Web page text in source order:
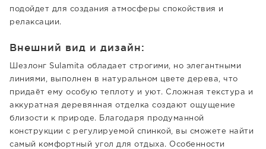
подойдет для создания атмосферы спокойствия и
релаксации.
Внешний вид и дизайн:
Шезлонг Sulamita обладает строгими, но элегантными
линиями, выполнен в натуральном цвете дерева, что
придаёт ему особую теплоту и уют. Сложная текстура и
аккуратная деревянная отделка создают ощущение
близости к природе. Благодаря продуманной
конструкции с регулируемой спинкой, вы сможете найти
самый комфортный угол для отдыха. Особенности